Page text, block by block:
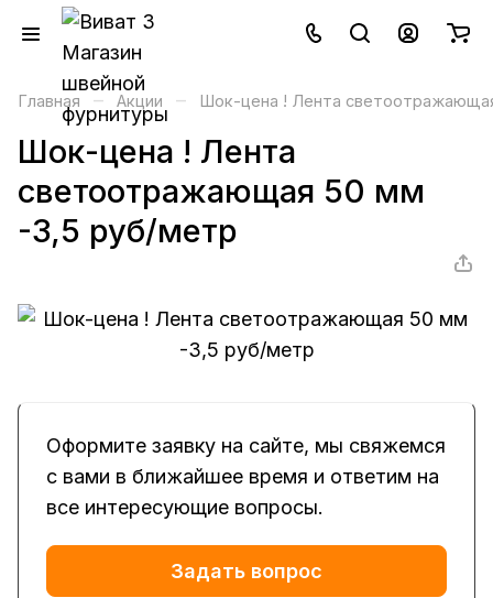
Главная – Акции – Шок-цена ! Лента
Шок-цена ! Лента
светоотражающая 50 мм
-3,5 руб/метр
Оформите заявку на сайте, мы свяжемся
с вами в ближайшее время и ответим на
все интересующие вопросы.
Задать вопрос